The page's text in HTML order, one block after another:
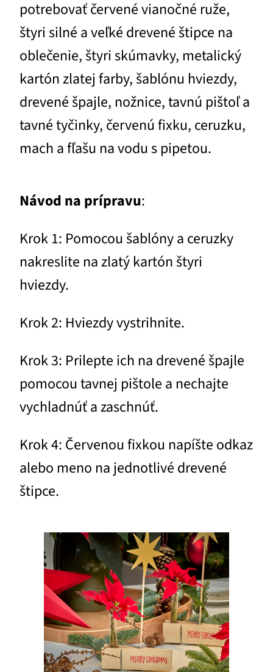
potrebovať červené vianočné ruže,
štyri silné a veľké drevené štipce na
oblečenie, štyri skúmavky, metalický
kartón zlatej farby, šablónu hviezdy,
drevené špajle, nožnice, tavnú pištoľ a
tavné tyčinky, červenú fixku, ceruzku,
mach a fľašu na vodu s pipetou.
Návod na prípravu:
Krok 1: Pomocou šablóny a ceruzky
nakreslite na zlatý kartón štyri
hviezdy.
Krok 2: Hviezdy vystrihnite.
Krok 3: Prilepte ich na drevené špajle
pomocou tavnej pištole a nechajte
vychladnúť a zaschnúť.
Krok 4: Červenou fixkou napíšte odkaz
alebo meno na jednotlivé drevené
štipce.